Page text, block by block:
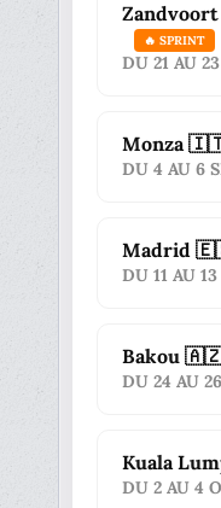
🔥 SPRINT
DU 21 AU
Monza
DU 4 AU 6
Madrid
DU 11 AU
Bakou
DU 24 AU
Kuala
DU 2 AU 4